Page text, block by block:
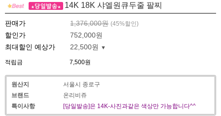
14K 18K 샤엘원큐두줄 팔찌
판매가 1,376,000원 (45%할인)
할인가
752,000원
최대할인 예상가
22,500원
적립금 7,500원
원산지
서울시 종로구
브랜드
온리비쥬
특이사항
[당일발송]은 14K-사진과같은 색상만 가능합니다^^